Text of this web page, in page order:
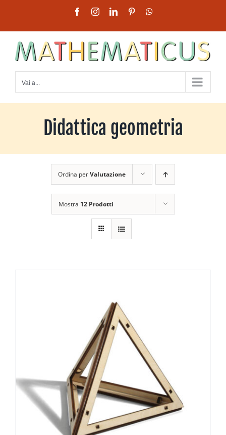
contenuto
FacebookInstagramLinkedInPinterest
Vai a...
Didattica geometria
Ordina perValutazione
Mostra 12 Prodotti